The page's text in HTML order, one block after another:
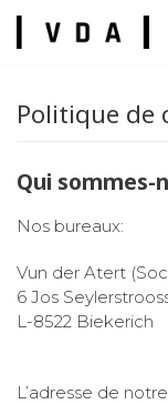
Aller
Politique de
Qui sommes-
Nos bureaux:
Vun der Atert
6 Jos
L-8522 Biekerich
L’adresse de